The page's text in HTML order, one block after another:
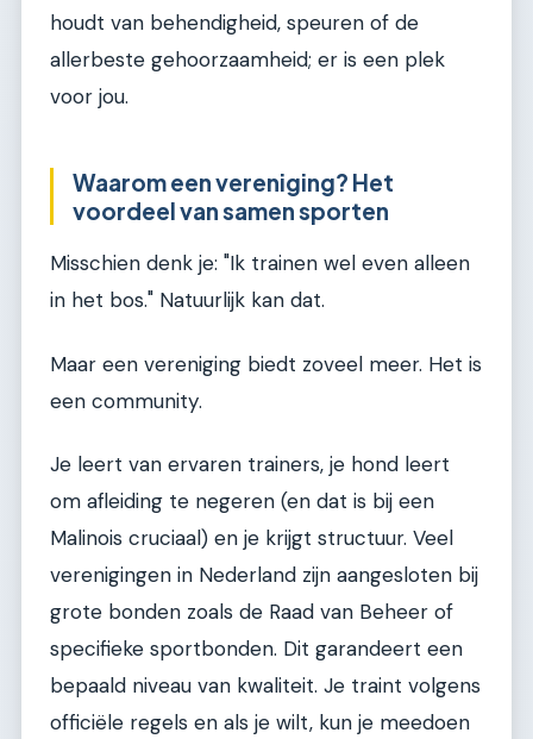
houdt van behendigheid, speuren of de
allerbeste gehoorzaamheid; er is een plek
voor jou.
Waarom een vereniging? Het
voordeel van samen sporten
Misschien denk je: "Ik trainen wel even alleen
in het bos." Natuurlijk kan dat.
Maar een vereniging biedt zoveel meer. Het is
een community.
Je leert van ervaren trainers, je hond leert
om afleiding te negeren (en dat is bij een
Malinois cruciaal) en je krijgt structuur. Veel
verenigingen in Nederland zijn aangesloten bij
grote bonden zoals de Raad van Beheer of
specifieke sportbonden. Dit garandeert een
bepaald niveau van kwaliteit. Je traint volgens
officiële regels en als je wilt, kun je meedoen